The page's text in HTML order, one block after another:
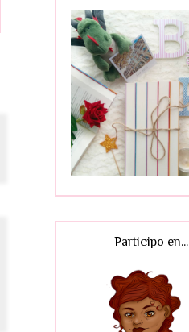
Participo en...